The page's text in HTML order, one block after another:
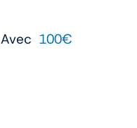
Avec 100€